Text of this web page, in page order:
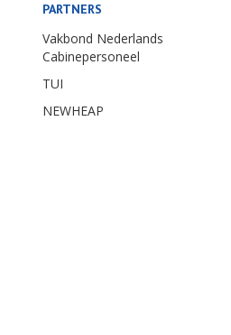
PARTNERS
Vakbond Nederlands
Cabinepersoneel
TUI
NEWHEAP